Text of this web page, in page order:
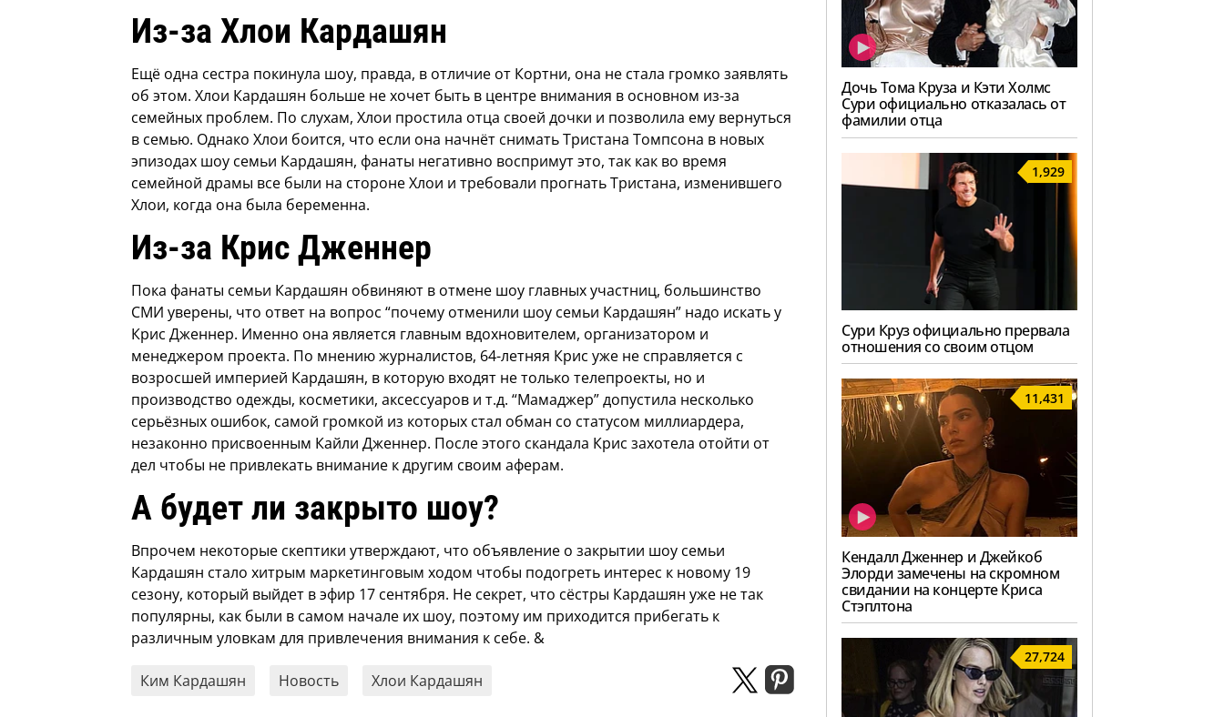
Из-за Хлои Кардашян
Ещё одна сестра покинула шоу, правда, в отличие от Кортни, она не стала громко заявлять
об этом. Хлои Кардашян больше не хочет быть в центре внимания в основном из-за
семейных проблем. По слухам, Хлои простила отца своей дочки и позволила ему вернуться
в семью. Однако Хлои боится, что если она начнёт снимать Тристана Томпсона в новых
эпизодах шоу семьи Кардашян, фанаты негативно воспримут это, так как во время
семейной драмы все были на стороне Хлои и требовали прогнать Тристана, изменившего
Хлои, когда она была беременна.
Из-за Крис Дженнер
Пока фанаты семьи Кардашян обвиняют в отмене шоу главных участниц, большинство
СМИ уверены, что ответ на вопрос “почему отменили шоу семьи Кардашян” надо искать у
Крис Дженнер. Именно она является главным вдохновителем, организатором и
менеджером проекта. По мнению журналистов, 64-летняя Крис уже не справляется с
возросшей империей Кардашян, в которую входят не только телепроекты, но и
производство одежды, косметики, аксессуаров и т.д. “Мамаджер” допустила несколько
серьёзных ошибок, самой громкой из которых стал обман со статусом миллиардера,
незаконно присвоенным Кайли Дженнер. После этого скандала Крис захотела отойти от
дел чтобы не привлекать внимание к другим своим аферам.
А будет ли закрыто шоу?
Впрочем некоторые скептики утверждают, что объявление о закрытии шоу семьи
Кардашян стало хитрым маркетинговым ходом чтобы подогреть интерес к новому 19
сезону, который выйдет в эфир 17 сентября. Не секрет, что сёстры Кардашян уже не так
популярны, как были в самом начале их шоу, поэтому им приходится прибегать к
различным уловкам для привлечения внимания к себе. &
Ким Кардашян Новость Хлои Кардашян
Дочь Тома Круза и Кэти Холмс
Сури официально отказалась от
фамилии отца
1,929
Сури Круз официально прервала
отношения со своим отцом
11,431
Кендалл Дженнер и Джейкоб
Элорди замечены на скромном
свидании на концерте Криса
Стэплтона
27,724